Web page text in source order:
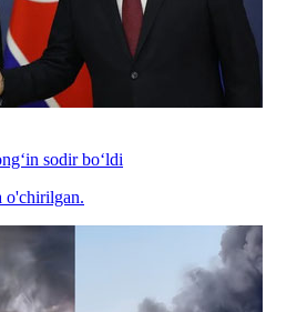
sodir bo‘ldi
o'chirilgan.